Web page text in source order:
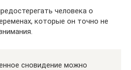
человека о
которые он точно не
сновидение можно